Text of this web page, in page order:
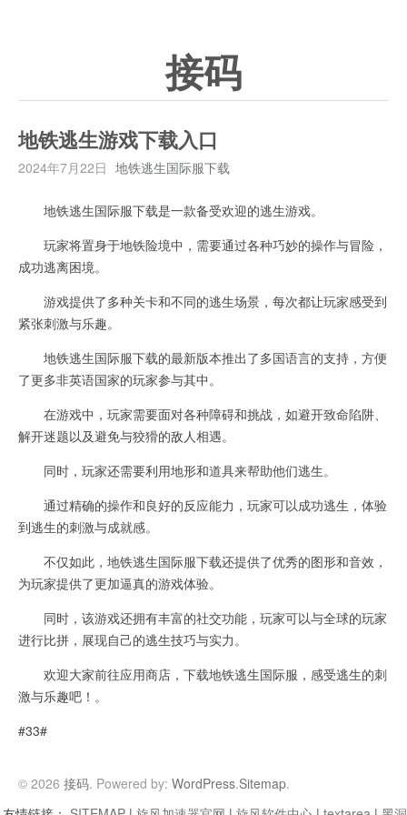
接码
地铁逃生游戏下载入口
2024年7月22日 地铁逃生国际服下载
地铁逃生国际服下载是一款备受欢迎的逃生游戏。
玩家将置身于地铁险境中，需要通过各种巧妙的操作与冒险，
成功逃离困境。
游戏提供了多种关卡和不同的逃生场景，每次都让玩家感受到
紧张刺激与乐趣。
地铁逃生国际服下载的最新版本推出了多国语言的支持，方便
了更多非英语国家的玩家参与其中。
在游戏中，玩家需要面对各种障碍和挑战，如避开致命陷阱、
解开迷题以及避免与狡猾的敌人相遇。
同时，玩家还需要利用地形和道具来帮助他们逃生。
通过精确的操作和良好的反应能力，玩家可以成功逃生，体验
到逃生的刺激与成就感。
不仅如此，地铁逃生国际服下载还提供了优秀的图形和音效，
为玩家提供了更加逼真的游戏体验。
同时，该游戏还拥有丰富的社交功能，玩家可以与全球的玩家
进行比拼，展现自己的逃生技巧与实力。
欢迎大家前往应用商店，下载地铁逃生国际服，感受逃生的刺
激与乐趣吧！。
#33#
© 2026 接码. Powered by: WordPress.Sitemap.